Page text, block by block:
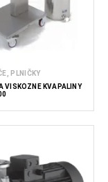
PLNIČKY
VISKÓZNE KVAPALINY